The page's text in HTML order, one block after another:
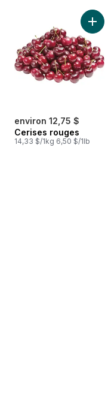
sauter Meilleures
environ 12,75 $
Cerises rouges
14,33 $/1kg 6,50 $/1lb